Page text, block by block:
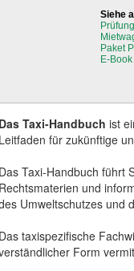
Siehe
Paket
E-
Das Taxi-Handbuch ist
Leitfaden für zukünftige
Das Taxi-Handbuch führt
Rechtsmaterien und
Umweltschutzes und
Das taxispezifische
Form